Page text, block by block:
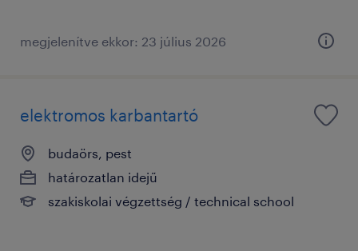
megjelenítve ekkor: 23 július 2026
elektromos karbantartó
budaörs, pest
határozatlan idejű
szakiskolai végzettség / technical school